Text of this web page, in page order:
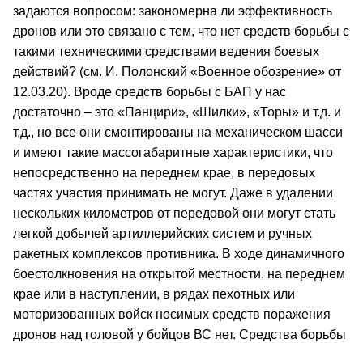
задаются вопросом: закономерна ли эффективность
дронов или это связано с тем, что нет средств борьбы с
такими техническими средствами ведения боевых
действий? (см. И. Полонский «Военное обозрение» от
12.03.20). Вроде средств борьбы с БАП у нас
достаточно – это «Панцири», «Шилки», «Торы» и т.д. и
т.д., но все они смонтированы на механическом шасси
и имеют такие массогабаритные характеристики, что
непосредственно на переднем крае, в передовых
частях участия принимать не могут. Даже в удалении
нескольких километров от передовой они могут стать
легкой добычей артиллерийских систем и ручных
ракетных комплексов противника. В ходе динамичного
боестолкновения на открытой местности, на переднем
крае или в наступлении, в рядах пехотных или
моторизованных войск носимых средств поражения
дронов над головой у бойцов ВС нет. Средства борьбы